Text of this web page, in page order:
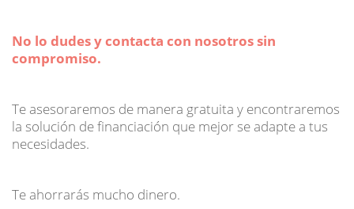
No lo dudes y contacta con nosotros sin
compromiso.
Te asesoraremos de manera gratuita y encontraremos
la solución de financiación que mejor se adapte a tus
necesidades.
Te ahorrarás mucho dinero.